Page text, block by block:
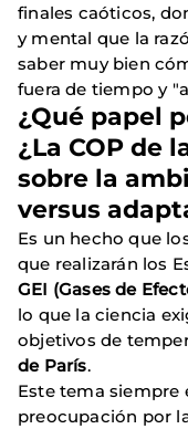
finales caóticos,
y mental que la
saber muy bien
fuera de tiempo y
¿Qué papel
¿La COP de
sobre la
versus
Es un hecho que
que realizarán los
GEI (Gases de
lo que la ciencia
objetivos de
de París.
Este tema siempre
preocupación por